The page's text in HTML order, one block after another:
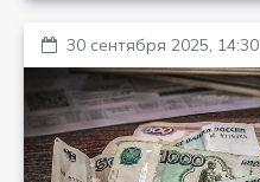
30 сентября 2025, 14:30